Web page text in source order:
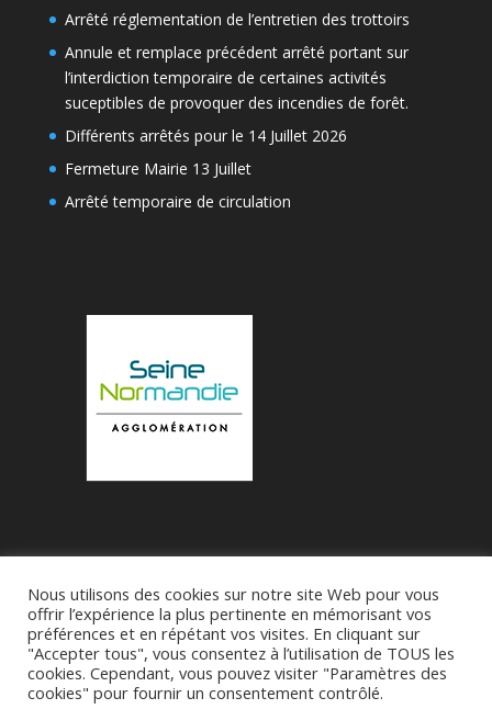
Arrêté réglementation de l’entretien des trottoirs
Annule et remplace précédent arrêté portant sur
l’interdiction temporaire de certaines activités
suceptibles de provoquer des incendies de forêt.
Différents arrêtés pour le 14 Juillet 2026
Fermeture Mairie 13 Juillet
Arrêté temporaire de circulation
Accueil Municipalité
Le Village de Bueil
Associations
Nous utilisons des cookies sur notre site Web pour vous
offrir l’expérience la plus pertinente en mémorisant vos
préférences et en répétant vos visites. En cliquant sur
"Accepter tous", vous consentez à l’utilisation de TOUS les
cookies. Cependant, vous pouvez visiter "Paramètres des
cookies" pour fournir un consentement contrôlé.